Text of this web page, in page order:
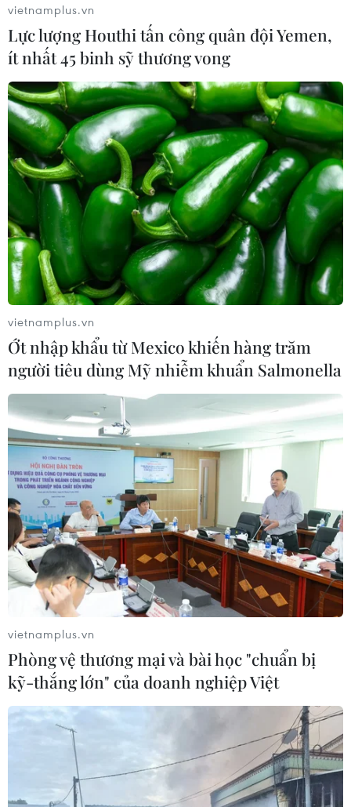
TIN CÙNG CHUYÊN MỤC
vietnamplus.vn
Lực lượng Houthi tấn công quân đội Yemen,
ít nhất 45 binh sỹ thương vong
vietnamplus.vn
Ớt nhập khẩu từ Mexico khiến hàng trăm
người tiêu dùng Mỹ nhiễm khuẩn Salmonella
vietnamplus.vn
Phòng vệ thương mại và bài học "chuẩn bị
kỹ-thắng lớn" của doanh nghiệp Việt